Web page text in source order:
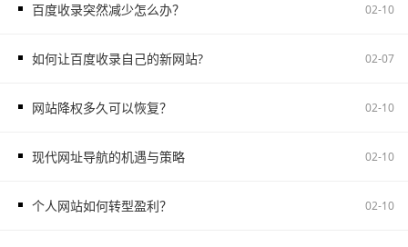
百度收录突然减少怎么办？ 02-10
如何让百度收录自己的新网站? 02-07
网站降权多久可以恢复？ 02-10
现代网址导航的机遇与策略 02-10
个人网站如何转型盈利？ 02-10